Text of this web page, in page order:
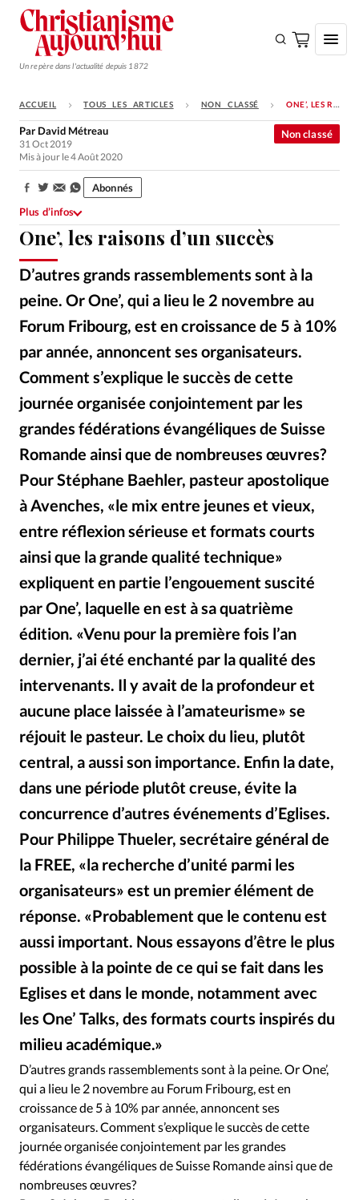
Un repère dans l'actualité depuis 1872
S'ABONNER
Monde
Opinions
Tous les articles
Faire un don
Emploi
Se connecter
Édition: Internationale
RUBRIQUES
Tous les articles
Actualité chrétienne
Actualité internationale
Chronique
Culture
Dossier
Eglises Foi Génération réveil
Monde
Opinions
Publireportage
Relations Aujourd'hui
Société
Tour du monde des Eglises
Trait d'Ixène
Vécu
Vie Intérieure
ACCUEIL TOUS LES ARTICLES NON CLASSÉ ONE’, LES RAISONS D’UN SUCCÈS
One’, les raisons d’un succès
D’autres grands rassemblements sont à la
peine. Or One’, qui a lieu le 2 novembre au
Forum Fribourg, est en croissance de 5 à 10%
par année, annoncent ses organisateurs.
Comment s’explique le succès de cette
journée organisée conjointement par les
grandes fédérations évangéliques de Suisse
Romande ainsi que de nombreuses œuvres?
Pour Stéphane Baehler, pasteur apostolique
à Avenches, «le mix entre jeunes et vieux,
entre réflexion sérieuse et formats courts
ainsi que la grande qualité technique»
expliquent en partie l’engouement suscité
par One’, laquelle en est à sa quatrième
édition. «Venu pour la première fois l’an
dernier, j’ai été enchanté par la qualité des
intervenants. Il y avait de la profondeur et
aucune place laissée à l’amateurisme» se
réjouit le pasteur. Le choix du lieu, plutôt
central, a aussi son importance. Enfin la date,
dans une période plutôt creuse, évite la
concurrence d’autres événements d’Eglises.
Pour Philippe Thueler, secrétaire général de
la FREE, «la recherche d’unité parmi les
organisateurs» est un premier élément de
réponse. «Probablement que le contenu est
aussi important. Nous essayons d’être le plus
possible à la pointe de ce qui se fait dans les
Eglises et dans le monde, notamment avec
les One’ Talks, des formats courts inspirés du
milieu académique.»
Non classé
Par David Métreau
31 Oct 2019
Mis à jour le 4 Août 2020
Partager:
Abonnés
Plus d’infos
D’autres grands rassemblements sont à la peine. Or One’,
qui a lieu le 2 novembre au Forum Fribourg, est en
croissance de 5 à 10% par année, annoncent ses
organisateurs. Comment s’explique le succès de cette
journée organisée conjointement par les grandes
fédérations évangéliques de Suisse Romande ainsi que de
nombreuses œuvres?